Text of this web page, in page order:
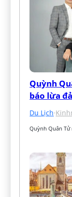
Quỳnh
báo lừa
Du Lịch·
Quỳnh Quân